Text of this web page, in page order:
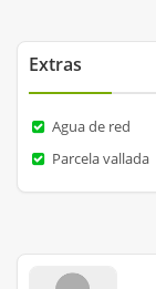
Extras
Agua de red
Parcela vallada